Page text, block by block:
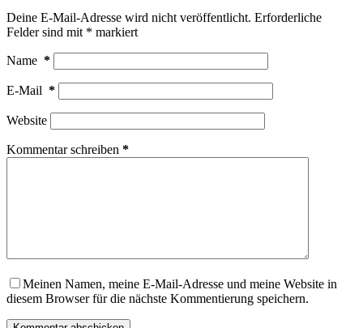
Deine E-Mail-Adresse wird nicht veröffentlicht. Erforderliche
Felder sind mit * markiert
Name *
E-Mail *
Website
Kommentar schreiben *
Meinen Namen, meine E-Mail-Adresse und meine Website in
diesem Browser für die nächste Kommentierung speichern.